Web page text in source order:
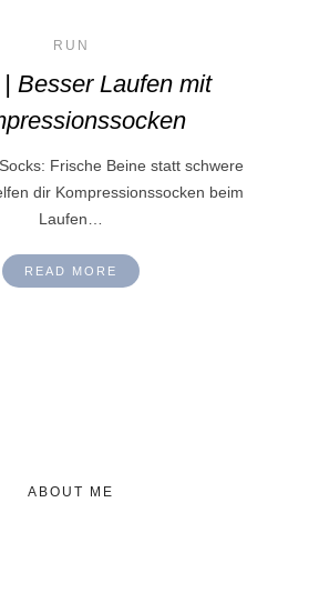
RUN
Besser Laufen mit
Frische Beine statt schwere
dir Kompressionssocken beim
Laufen…
READ MORE
ABOUT ME